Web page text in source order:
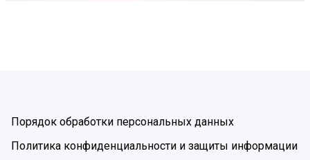
Порядок обработки персональных данных
Политика конфиденциальности и защиты информации